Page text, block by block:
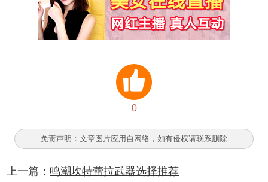
0
免责声明：文章图片应用自网络，如有侵权请联系删除
上一篇：鸣潮坎特蕾拉武器选择推荐